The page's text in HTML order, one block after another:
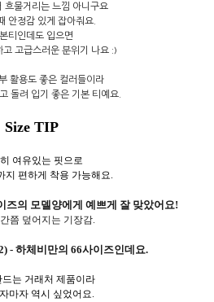
흐물거리는 느낌 아니구요
안정감 있게 잡아줘요.
티인데도 입으면
고 고급스러운 분위기 나요 :)
활용도 좋은 컬러들이라
돌려 입기 좋은 기본 티예요.
Size TIP
여유있는 핏으로
지 편하게 착용 가능해요.
즈의 모델양에게 예쁘게 잘 맞았어요!
쯤 덮어지는 기장감.
- 하체비만의 66사이즈인데요.
드는 거래처 제품이라
마자 역시 싶었어요.